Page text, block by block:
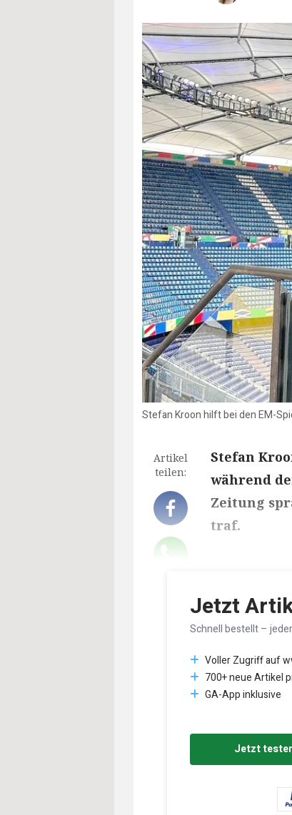
Stefan Kroon hilft bei den EM-
Artikel
teilen:
Stefan
während
Zeitung
traf.
Jetzt
Schnell bestellt –
Voller Zugriff auf
700+ neue Artikel
GA-App inklusive
Jetzt